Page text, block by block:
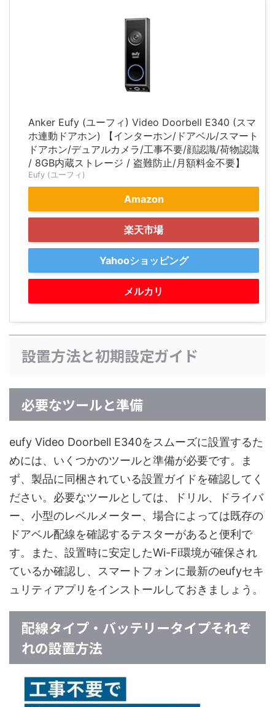
Anker Eufy (ユーフィ) Video Doorbell E340 (スマ
ホ連動ドアホン) 【インターホン/ドアベル/スマート
ドアホン/デュアルカメラ/工事不要/顔認識/荷物認識
/ 8GB内蔵ストレージ / 盗難防止/月額料金不要】
Eufy (ユーフィ)
Amazon
楽天市場
Yahooショッピング
メルカリ
設置方法と初期設定ガイド
必要なツールと準備
eufy Video Doorbell E340をスムーズに設置するた
めには、いくつかのツールと準備が必要です。ま
ず、製品に同梱されている設置ガイドを確認してく
ださい。必要なツールとしては、ドリル、ドライバ
ー、小型のレベルメーター、場合によっては既存の
ドアベル配線を確認するテスターがあると便利で
す。また、設置時に安定したWi-Fi環境が確保され
ているか確認し、スマートフォンに最新のeufyセキ
ュリティアプリをインストールしておきましょう。
配線タイプ・バッテリータイプそれぞ
れの設置方法